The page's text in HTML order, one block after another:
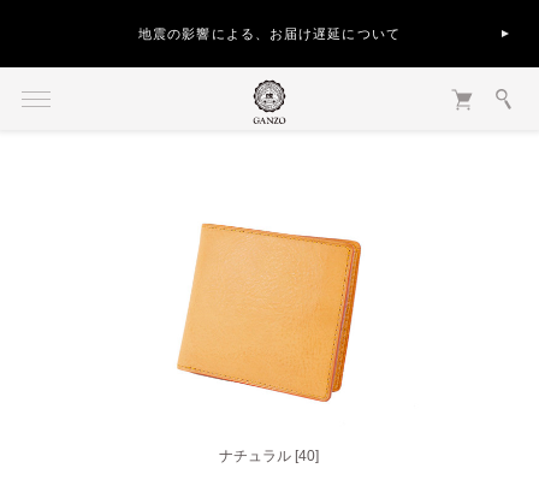
地震の影響による、お届け遅延について
ナチュラル [40]
ブラック [10]